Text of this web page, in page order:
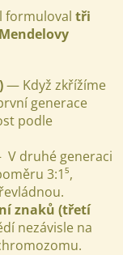
formuloval tři
Mendelovy
— Když zkřížíme
generace
podle
druhé generaci
3:1⁵,
znaků (třetí
nezávisle na